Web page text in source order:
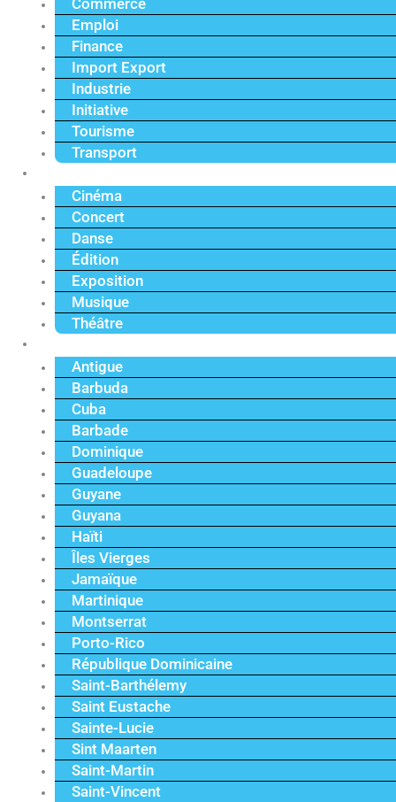
Commerce
Emploi
Finance
Import Export
Industrie
Initiative
Tourisme
Transport
Cinéma
Concert
Danse
Édition
Exposition
Musique
Théâtre
Antigue
Barbuda
Cuba
Barbade
Dominique
Guadeloupe
Guyane
Guyana
Haïti
Îles Vierges
Jamaïque
Martinique
Montserrat
Porto-Rico
République Dominicaine
Saint-Barthélemy
Saint Eustache
Sainte-Lucie
Sint Maarten
Saint-Martin
Saint-Vincent